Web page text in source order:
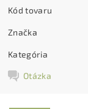
Kód tovaru
Značka
Kategória
Otázka